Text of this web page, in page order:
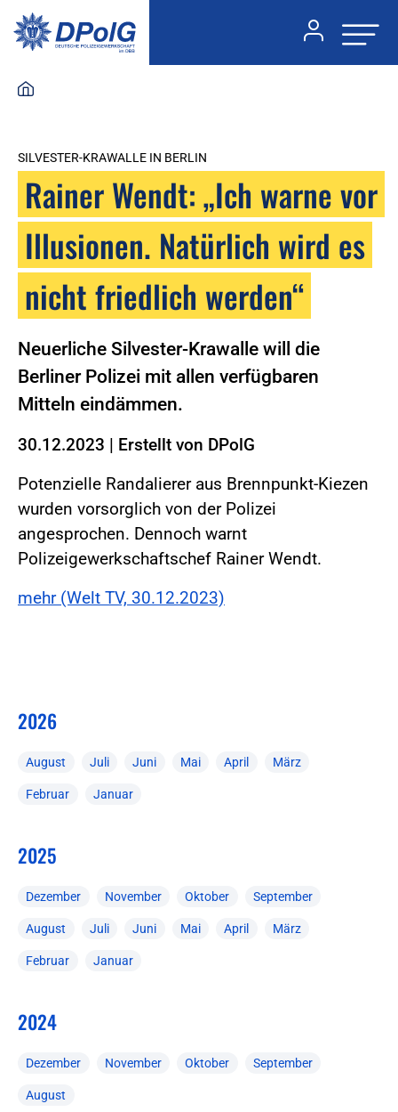
SILVESTER-KRAWALLE IN BERLIN
Rainer Wendt: „Ich warne vor
Illusionen. Natürlich wird es
nicht friedlich werden“
Neuerliche Silvester-Krawalle will die
Berliner Polizei mit allen verfügbaren
Mitteln eindämmen.
30.12.2023 | Erstellt von DPolG
Potenzielle Randalierer aus Brennpunkt-Kiezen
wurden vorsorglich von der Polizei
angesprochen. Dennoch warnt
Polizeigewerkschaftschef Rainer Wendt.
mehr (Welt TV, 30.12.2023)
2026
August Juli Juni Mai April März
Februar Januar
2025
Dezember November Oktober September
August Juli Juni Mai April März
Februar Januar
2024
Dezember November Oktober September
August